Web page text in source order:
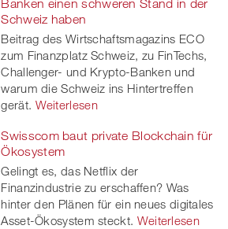
Banken einen schweren Stand in der
Schweiz haben
Beitrag des Wirtschaftsmagazins ECO
zum Finanzplatz Schweiz, zu FinTechs,
Challenger- und Krypto-Banken und
warum die Schweiz ins Hintertreffen
gerät. Weiterlesen
Swisscom baut private Blockchain für
Ökosystem
Gelingt es, das Netflix der
Finanzindustrie zu erschaffen? Was
hinter den Plänen für ein neues digitales
Asset-Ökosystem steckt. Weiterlesen